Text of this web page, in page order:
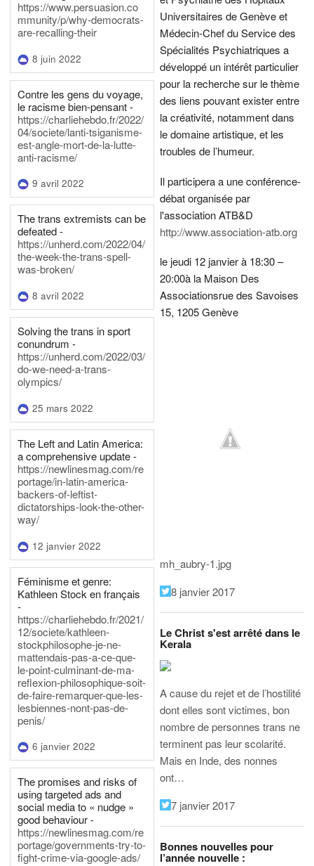
https://www.persuasion.co
mmunity/p/why-democrats-
are-recalling-their
8 juin 2022
Contre les gens du voyage,
le racisme bien-pensant -
https://charliehebdo.fr/2022/
04/societe/lanti-tsiganisme-
est-angle-mort-de-la-lutte-
anti-racisme/
9 avril 2022
The trans extremists can be
defeated -
https://unherd.com/2022/04/
the-week-the-trans-spell-
was-broken/
8 avril 2022
Solving the trans in sport
conundrum -
https://unherd.com/2022/03/
do-we-need-a-trans-
olympics/
25 mars 2022
The Left and Latin America:
a comprehensive update -
https://newlinesmag.com/re
portage/in-latin-america-
backers-of-leftist-
dictatorships-look-the-other-
way/
12 janvier 2022
Féminisme et genre:
Kathleen Stock en français
-
https://charliehebdo.fr/2021/
12/societe/kathleen-
stockphilosophe-je-ne-
mattendais-pas-a-ce-que-
le-point-culminant-de-ma-
reflexion-philosophique-soit-
de-faire-remarquer-que-les-
lesbiennes-nont-pas-de-
penis/
6 janvier 2022
The promises and risks of
using targeted ads and
social media to « nudge »
good behaviour -
https://newlinesmag.com/re
portage/governments-try-to-
fight-crime-via-google-ads/
Universitaires de Genève et
Médecin-Chef du Service des
Spécialités Psychiatriques a
développé un intérêt particulier
pour la recherche sur le thème
des liens pouvant exister entre
la créativité, notamment dans
le domaine artistique, et les
troubles de l’humeur.
Il participera a une conférence-
débat organisée par
l'association ATB&D
http://www.association-atb.org
le jeudi 12 janvier à 18:30 –
20:00à la Maison Des
Associationsrue des Savoises
15, 1205 Genève
mh_aubry-1.jpg
8 janvier 2017
Le Christ s'est arrêté dans le
Kerala
A cause du rejet et de l’hostilité
dont elles sont victimes, bon
nombre de personnes trans ne
terminent pas leur scolarité.
Mais en Inde, des nonnes
ont…
7 janvier 2017
Bonnes nouvelles pour
l’année nouvelle :